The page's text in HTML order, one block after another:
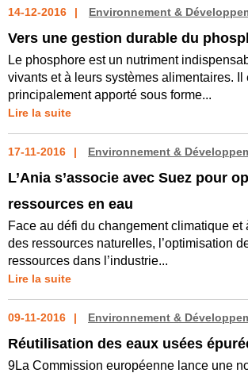
14-12-2016 Environnement &
Vers une gestion durable du
Le phosphore est un nutriment
vivants et à leurs systèmes alimentaires. Il
principalement apporté sous forme...
Lire la suite
17-11-2016 Environnement &
L’Ania s’associe avec Suez pour
ressources en eau
Face au défi du changement climatique et
des ressources naturelles, l’optimisation
ressources dans l’industrie...
Lire la suite
09-11-2016 Environnement &
Réutilisation des eaux usées
9La Commission européenne lance une